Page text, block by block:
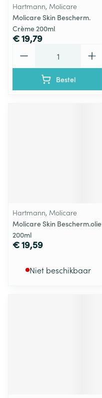
Hartmann, Molicare
Molicare Skin Bescherm.
Crème 200ml
€ 19,79
Bestel
Hartmann, Molicare
Molicare Skin Bescherm.olie
200ml
€ 19,59
Niet beschikbaar